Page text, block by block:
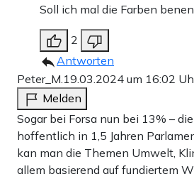
Soll ich mal die Farben
2
Antworten
Peter_M. 19.03.2024 um 16:02
Melden
Sogar bei Forsa nun bei 13% –
hoffentlich in 1,5 Jahren
kan man die Themen Umwelt,
allem basierend auf fundiertem